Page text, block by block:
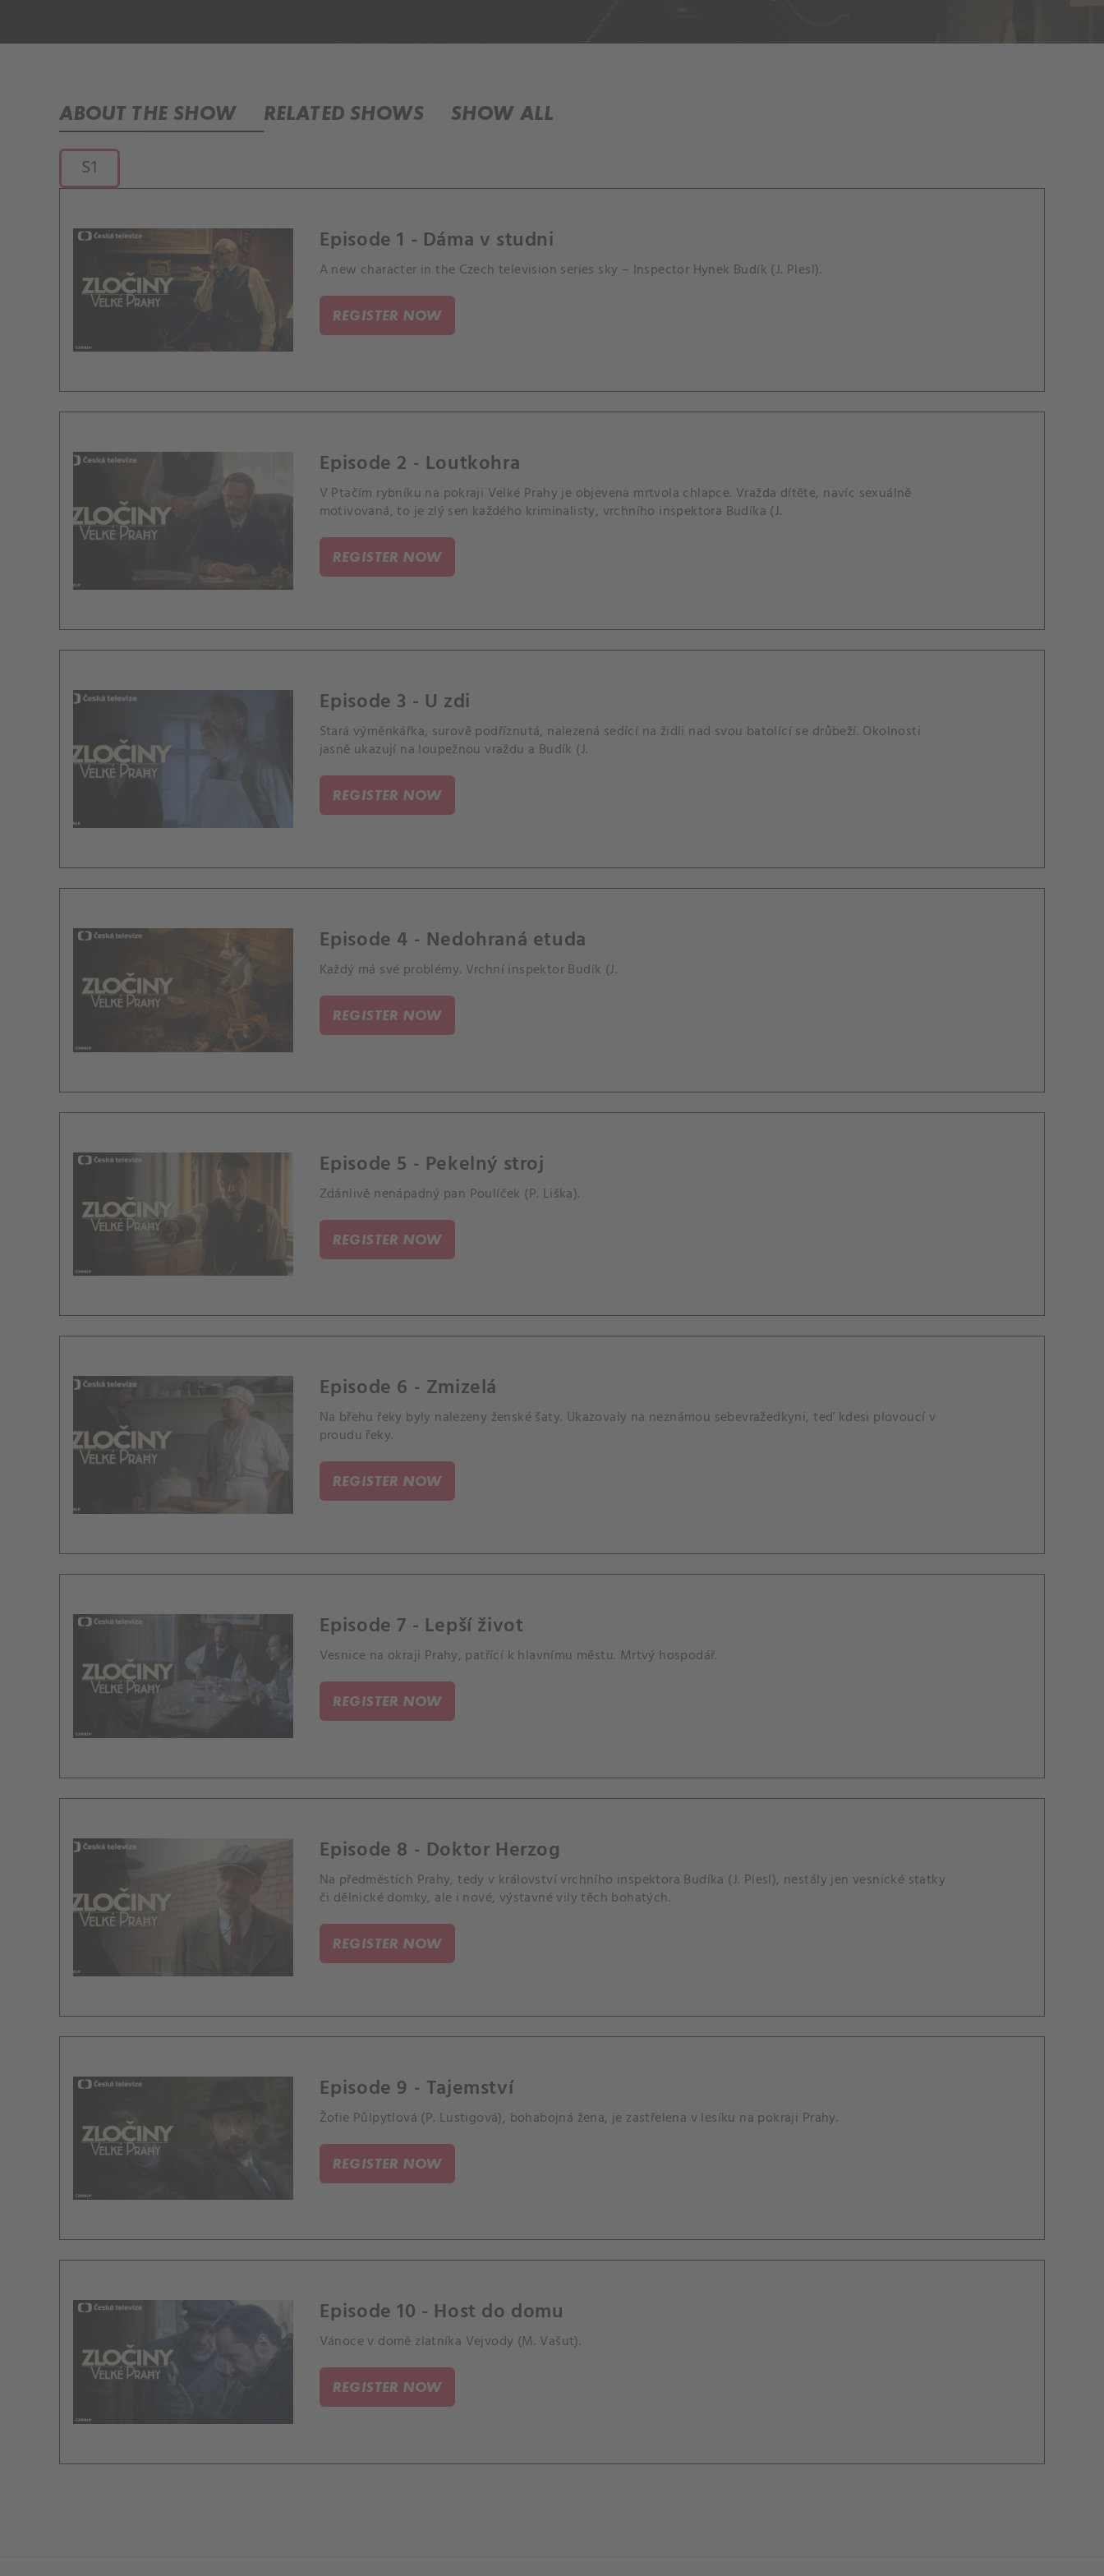
ABOUT THE SHOW RELATED SHOWS SHOW ALL
S1
Episode 1 - Dáma v studni
A new character in the Czech television series sky – Inspector Hynek Budík (J. Plesl).
REGISTER NOW
Episode 2 - Loutkohra
V Ptačím rybníku na pokraji Velké Prahy je objevena mrtvola chlapce. Vražda dítěte, navíc sexuálně
motivovaná, to je zlý sen každého kriminalisty, vrchního inspektora Budíka (J.
REGISTER NOW
Episode 3 - U zdi
Stará výměnkářka, surově podříznutá, nalezená sedící na židli nad svou batolící se drůbeží. Okolnosti
jasně ukazují na loupežnou vraždu a Budík (J.
REGISTER NOW
Episode 4 - Nedohraná etuda
Každý má své problémy. Vrchní inspektor Budík (J.
REGISTER NOW
Episode 5 - Pekelný stroj
Zdánlivě nenápadný pan Poulíček (P. Liška).
REGISTER NOW
Episode 6 - Zmizelá
Na břehu řeky byly nalezeny ženské šaty. Ukazovaly na neznámou sebevražedkyni, teď kdesi plovoucí v
proudu řeky.
REGISTER NOW
Episode 7 - Lepší život
Vesnice na okraji Prahy, patřící k hlavnímu městu. Mrtvý hospodář.
REGISTER NOW
Episode 8 - Doktor Herzog
Na předměstích Prahy, tedy v království vrchního inspektora Budíka (J. Plesl), nestály jen vesnické statky
či dělnické domky, ale i nové, výstavné vily těch bohatých.
REGISTER NOW
Episode 9 - Tajemství
Žofie Půlpytlová (P. Lustigová), bohabojná žena, je zastřelena v lesíku na pokraji Prahy.
REGISTER NOW
Episode 10 - Host do domu
Vánoce v domě zlatníka Vejvody (M. Vašut).
REGISTER NOW